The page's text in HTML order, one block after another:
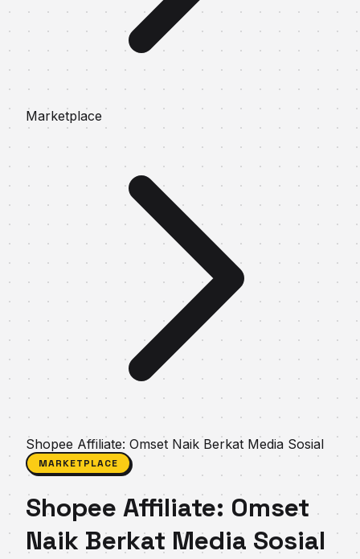
Marketplace
Shopee Affiliate: Omset Naik Berkat Media Sosial
MARKETPLACE
Shopee Affiliate: Omset
Naik Berkat Media Sosial